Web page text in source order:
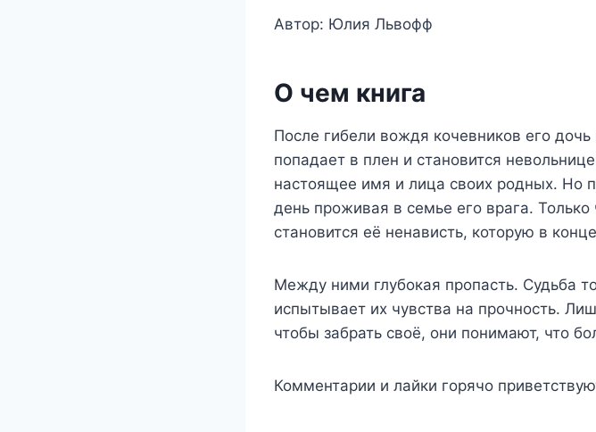
Автор: Юлия Львофф
О чем книга
После гибели вождя кочевников его
попадает в плен и становится
настоящее имя и лица своих родных. Но
день проживая в семье его врага.
становится её ненависть, которую в
Между ними глубокая пропасть. Судьба
испытывает их чувства на прочность.
чтобы забрать своё, они понимают, что
Комментарии и лайки горячо